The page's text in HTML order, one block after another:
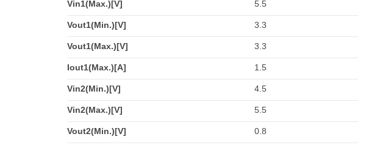
Vin1(Max.)[V] 5.5
Vout1(Min.)[V] 3.3
Vout1(Max.)[V] 3.3
Iout1(Max.)[A] 1.5
Vin2(Min.)[V] 4.5
Vin2(Max.)[V] 5.5
Vout2(Min.)[V] 0.8